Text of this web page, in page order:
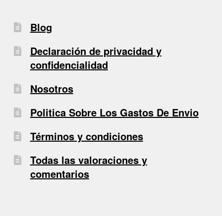
Blog
Declaración de privacidad y
confidencialidad
Nosotros
Politica Sobre Los Gastos De Envio
Términos y condiciones
Todas las valoraciones y
comentarios